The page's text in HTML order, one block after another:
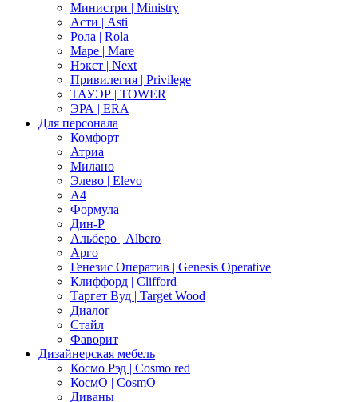
Министри | Ministry
Асти | Asti
Рола | Rola
Маре | Mare
Нэкст | Next
Привилегия | Privilege
ТАУЭР | TOWER
ЭРА | ERA
Для персонала
Комфорт
Атриа
Милано
Элево | Elevo
А4
Формула
Дин-Р
Альберо | Albero
Арго
Генезис Оператив | Genesis Operative
Клиффорд | Clifford
Таргет Вуд | Target Wood
Диалог
Стайл
Фаворит
Дизайнерская мебель
Космо Рэд | Cosmo red
КосмО | CosmO
Диваны